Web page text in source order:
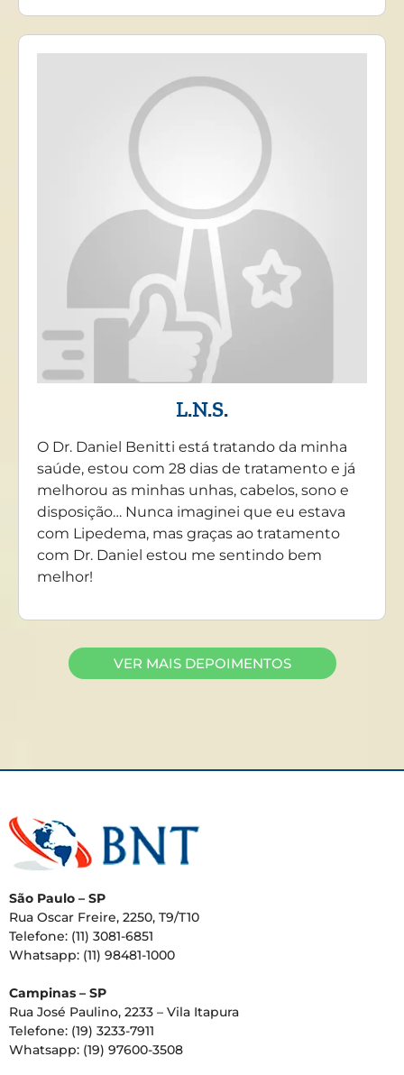
L.N.S.
O Dr. Daniel Benitti está tratando da minha
saúde, estou com 28 dias de tratamento e já
melhorou as minhas unhas, cabelos, sono e
disposição… Nunca imaginei que eu estava
com Lipedema, mas graças ao tratamento
com Dr. Daniel estou me sentindo bem
melhor!
VER MAIS DEPOIMENTOS
São Paulo – SP
Rua Oscar Freire, 2250, T9/T10
Telefone: (11) 3081-6851
Whatsapp: (11) 98481-1000
Campinas – SP
Rua José Paulino, 2233 – Vila Itapura
Telefone: (19) 3233-7911
Whatsapp: (19) 97600-3508